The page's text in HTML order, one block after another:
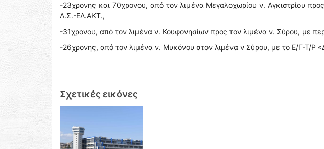
-23χρονης και 70χρονου, από τον λιμένα Μεγαλοχωρίου ν. Αγκιστρίου
Λ.Σ.-ΕΛ.ΑΚΤ.,
-31χρονου, από τον λιμένα ν. Κουφονησίων προς τον λιμένα ν. Σύρου, με
-26χρονης, από τον λιμένα ν. Μυκόνου στον λιμένα ν Σύρου, με το Ε/Γ-Τ/
Σχετικές εικόνες